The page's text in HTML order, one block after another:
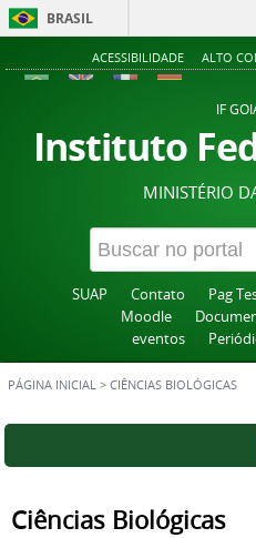
BRASIL
ACESSIBILIDADE ALTO
IF
Instituto
MINISTÉRIO
SUAP Contato Pag
Moodle
eventos
PÁGINA INICIAL > CIÊNCIAS BIOLÓGICAS
Ciências Biológicas